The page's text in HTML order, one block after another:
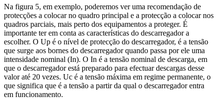
Na figura 5, em exemplo, poderemos ver uma recomendação de
protecções a colocar no quadro principal e a protecção a colocar nos
quadros parciais, mais perto dos equipamentos a proteger. É
importante ter em conta as características do descarregador a
escolher. O Up é o nível de protecção do descarregador, é a tensão
que surge aos bornes do descarregador quando passa por ele uma
intensidade nominal (In). O In é a tensão nominal de descarga, em
que o descarregador está preparado para efectuar descargas desse
valor até 20 vezes. Uc é a tensão máxima em regime permanente, o
que significa que é a tensão a partir da qual o descarregador entra
em funcionamento.